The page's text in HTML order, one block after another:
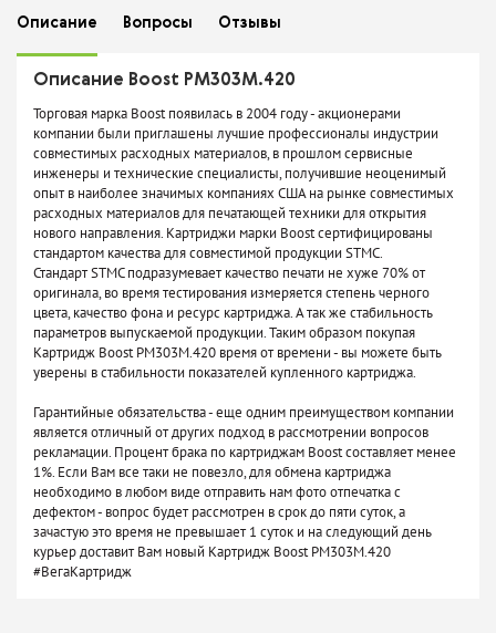
Описание Вопросы Отзывы
Описание Boost PM303M.420
Торговая марка Boost появилась в 2004 году - акционерами
компании были приглашены лучшие профессионалы индустрии
совместимых расходных материалов, в прошлом сервисные
инженеры и технические специалисты, получившие неоценимый
опыт в наиболее значимых компаниях США на рынке совместимых
расходных материалов для печатающей техники для открытия
нового направления. Картриджи марки Boost сертифицированы
стандартом качества для совместимой продукции STMC.
Стандарт STMC подразумевает качество печати не хуже 70% от
оригинала, во время тестирования измеряется степень черного
цвета, качество фона и ресурс картриджа. А так же стабильность
параметров выпускаемой продукции. Таким образом покупая
Картридж Boost PM303M.420 время от времени - вы можете быть
уверены в стабильности показателей купленного картриджа.
Гарантийные обязательства - еще одним преимуществом компании
является отличный от других подход в рассмотрении вопросов
рекламации. Процент брака по картриджам Boost составляет менее
1%. Если Вам все таки не повезло, для обмена картриджа
необходимо в любом виде отправить нам фото отпечатка с
дефектом - вопрос будет рассмотрен в срок до пяти суток, а
зачастую это время не превышает 1 суток и на следующий день
курьер доставит Вам новый Картридж Boost PM303M.420
#ВегаКартридж